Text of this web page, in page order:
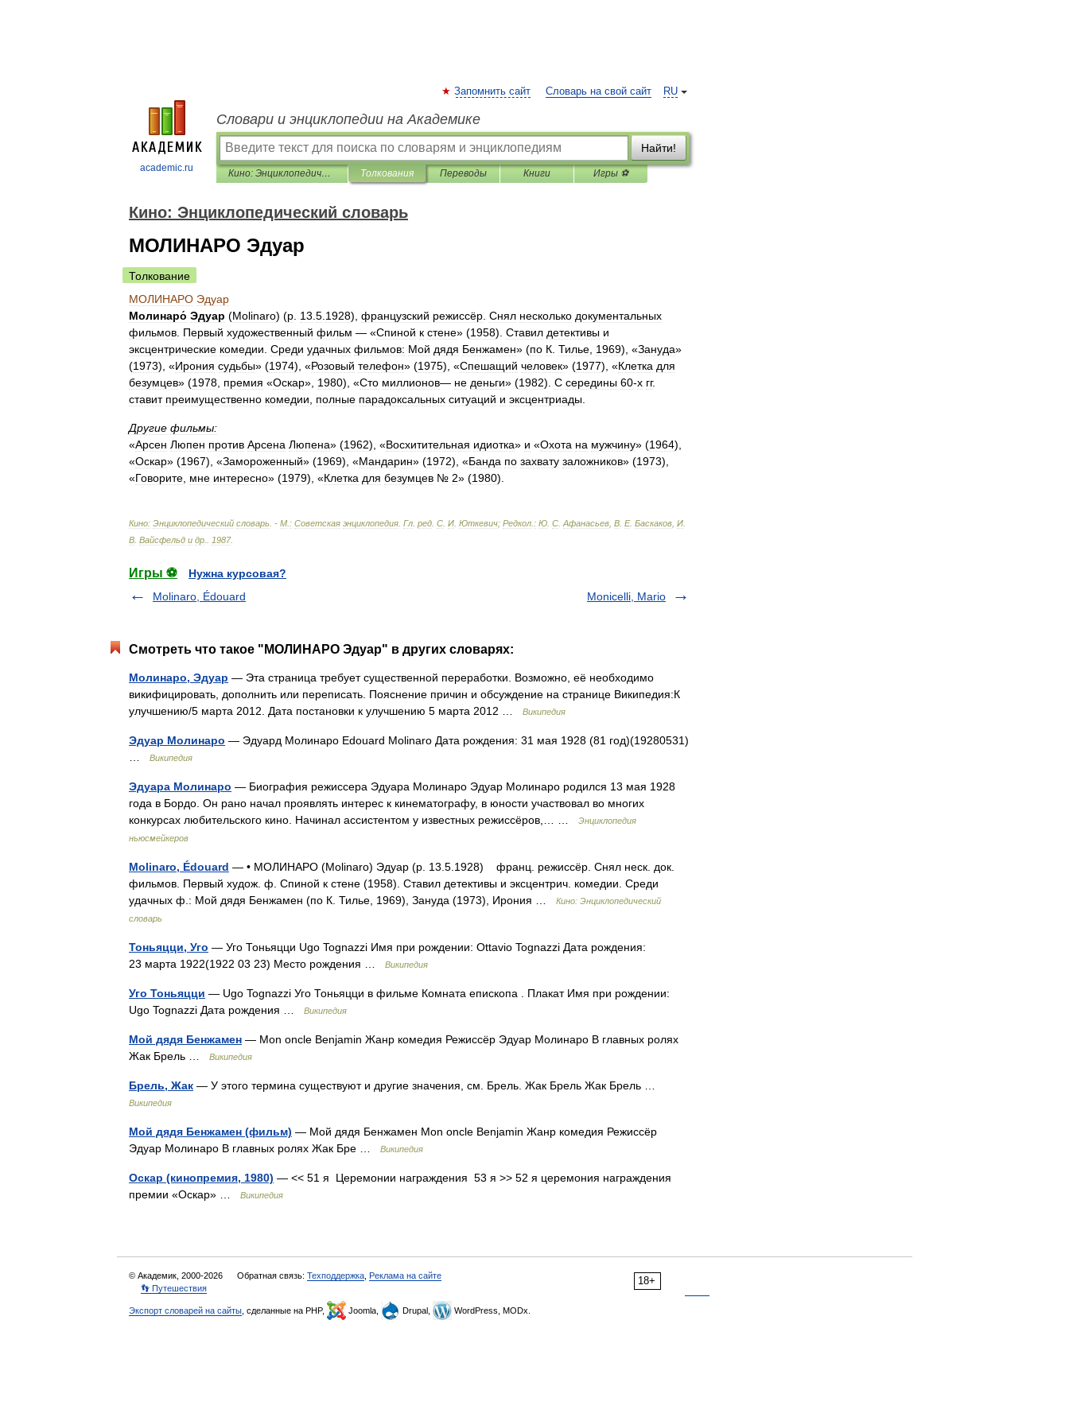
academic.ru
RU
Запомнить сайт Словарь на свой сайт
Словари и энциклопедии на Академике
Найти!
Кино: Энциклопедический словарь Толкования Переводы Книги Игры ⚽
Кино: Энциклопедический словарь
МОЛИНАРО Эдуар
Толкование
МОЛИНАРО Эдуар
Молинаро́ Эдуар (Molinaro) (р 13 5 1928), французский режиссёр Снял несколько документальных
фильмов Первый художественный фильм — «Спиной к стене» (1958). Ставил детективы и
эксцентрические комедии Среди удачных фильмов: Мой дядя Бенжамен» (по К Тилье 1969), «Зануда»
(1973), «Ирония судьбы» (1974), «Розовый телефон» (1975), «Спешащий человек» (1977), «Клетка для
безумцев» (1978 премия «Оскар», 1980), «Сто миллионов— не деньги» (1982). С середины 60-х гг.
ставит преимущественно комедии полные парадоксальных ситуаций и эксцентриады
Другие фильмы:
«Арсен Люпен против Арсена Люпена» (1962), «Восхитительная идиотка» и «Охота на мужчину» (1964),
«Оскар» (1967), «Замороженный» (1969), «Мандарин» (1972), «Банда по захвату заложников» (1973),
«Говорите мне интересно» (1979), «Клетка для безумцев № 2» (1980).
Кино: Энциклопедический словарь . - М : Советская энциклопедия Гл ред С И Юткевич; Редкол : Ю С Афанасьев В Е. Баскаков И
В Вайсфельд и др 1987.
Игры ⚽
Нужна курсовая?
Molinaro, Édouard
Monicelli, Mario
Смотреть что такое "МОЛИНАРО Эдуар" в других словарях:
Молинаро, Эдуар — Эта страница требует существенной переработки. Возможно, её необходимо
викифицировать, дополнить или переписать. Пояснение причин и обсуждение на странице Википедия:К
улучшению/5 марта 2012. Дата постановки к улучшению 5 марта 2012 …
Википедия
Эдуар Молинаро — Эдуард Молинаро Edouard Molinaro Дата рождения: 31 мая 1928 (81 год)(19280531)
Википедия
Эдуара Молинаро — Биография режиссера Эдуара Молинаро Эдуар Молинаро родился 13 мая 1928
года в Бордо. Он рано начал проявлять интерес к кинематографу, в юности участвовал во многих
конкурсах любительского кино. Начинал ассистентом у известных режиссёров,… …
Энциклопедия
ньюсмейкеров
Molinaro, Édouard — • МОЛИНАРО (Molinaro) Эдуар (р. 13.5.1928) франц. режиссёр. Снял неск. док.
фильмов. Первый худож. ф. Спиной к стене (1958). Ставил детективы и эксцентрич. комедии. Среди
удачных ф.: Мой дядя Бенжамен (по К. Тилье, 1969), Зануда (1973), Ирония …
Кино: Энциклопедический
словарь
Тоньяцци, Уго — Уго Тоньяцци Ugo Tognazzi Имя при рождении: Ottavio Tognazzi Дата рождения:
23 марта 1922(1922 03 23) Место рождения …
Википедия
Уго Тоньяцци — Ugo Tognazzi Уго Тоньяцци в фильме Комната епископа . Плакат Имя при рождении:
Ugo Tognazzi Дата рождения …
Википедия
Мой дядя Бенжамен — Mon oncle Benjamin Жанр комедия Режиссёр Эдуар Молинаро В главных ролях
Жак Брель …
Википедия
Брель, Жак — У этого термина существуют и другие значения, см. Брель. Жак Брель Жак Брель …
Википедия
Мой дядя Бенжамен (фильм) — Мой дядя Бенжамен Mon oncle Benjamin Жанр комедия Режиссёр
Эдуар Молинаро В главных ролях Жак Бре …
Википедия
Оскар (кинопремия, 1980) — << 51 я Церемонии награждения 53 я >> 52 я церемония награждения
премии «Оскар» …
Википедия
18+
© Академик, 2000-2026 Обратная связь: Техподдержка Реклама на сайте
👣 Путешествия
Экспорт словарей на сайты , сделанные на PHP, Joomla, Drupal, WordPress, MODx.